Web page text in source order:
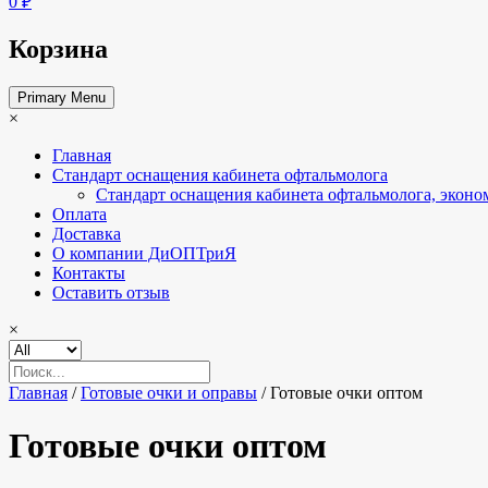
Корзина
Primary Menu
×
Главная
Стандарт оснащения кабинета офтальмолога
Стандарт оснащения кабинета офтальмолога,
Оплата
Доставка
О компании ДиОПТриЯ
Контакты
Оставить отзыв
×
Главная /Готовые очки и оправы / Готовые очки оптом
Готовые очки оптом